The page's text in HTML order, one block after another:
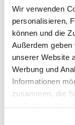
Wir verwenden
personalisieren,
können und die
Außerdem
unserer Website
Werbung und
Informationen
zusammen, die
more info